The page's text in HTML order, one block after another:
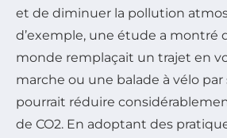
et de diminuer la pollution
d’exemple, une étude a montré
monde remplaçait un trajet en
marche ou une balade à vélo par
pourrait réduire
de CO2. En adoptant des